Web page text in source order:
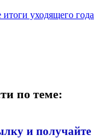
уходящего года
по теме:
и получайте